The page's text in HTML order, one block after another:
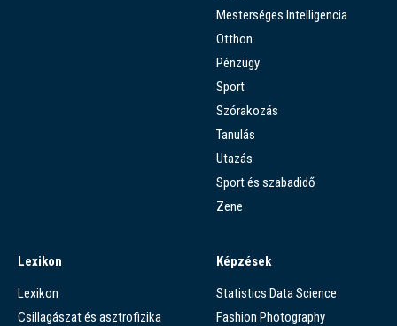
Mesterséges Intelligencia
Otthon
Pénzügy
Sport
Szórakozás
Tanulás
Utazás
Sport és szabadidő
Zene
Lexikon
Lexikon
Csillagászat és asztrofizika
Képzések
Statistics Data Science
Fashion Photography